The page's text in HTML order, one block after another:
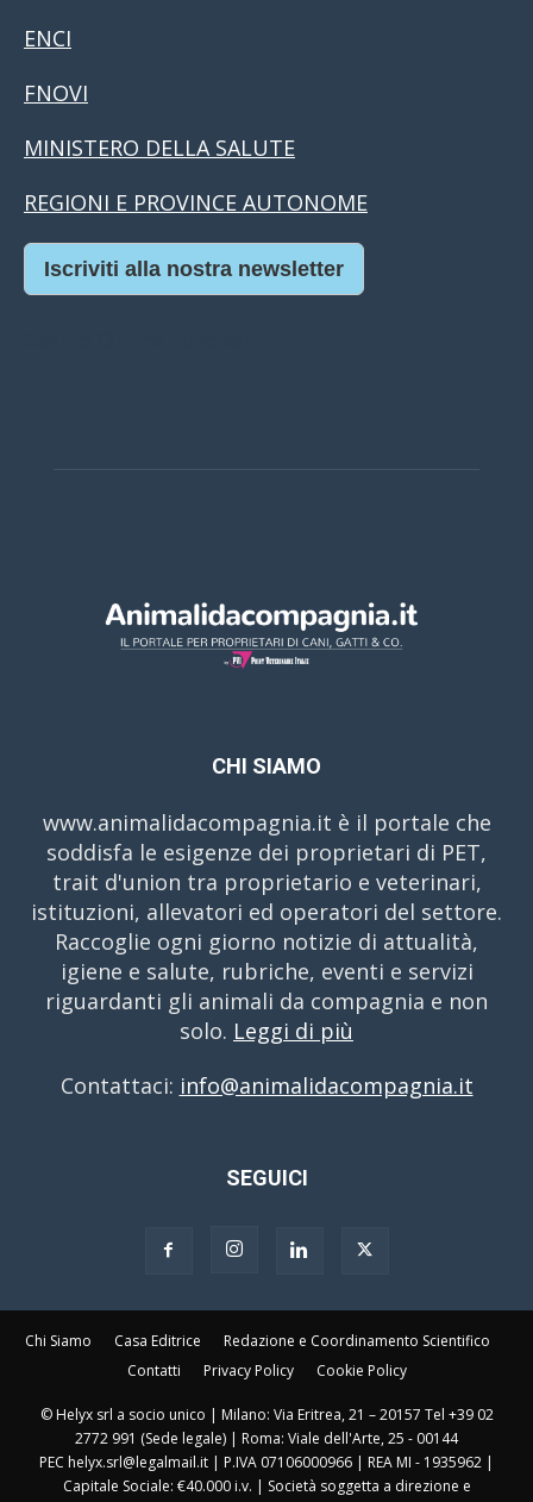
ENCI
FNOVI
MINISTERO DELLA SALUTE
REGIONI E PROVINCE AUTONOME
Iscriviti alla nostra newsletter
CHI SIAMO
www.animalidacompagnia.it è il portale che
soddisfa le esigenze dei proprietari di PET,
trait d'union tra proprietario e veterinari,
istituzioni, allevatori ed operatori del settore.
Raccoglie ogni giorno notizie di attualità,
igiene e salute, rubriche, eventi e servizi
riguardanti gli animali da compagnia e non
solo. Leggi di più
Contattaci: info@animalidacompagnia.it
SEGUICI
Chi Siamo Casa Editrice
Redazione e Coordinamento Scientifico
Contatti
Privacy Policy Cookie Policy
© Helyx srl a socio unico | Milano: Via Eritrea, 21 – 20157 Tel +39 02
2772 991 (Sede legale) | Roma: Viale dell'Arte, 25 - 00144
PEC helyx.srl@legalmail.it | P.IVA 07106000966 | REA MI - 1935962 |
Capitale Sociale: €40.000 i.v. | Società soggetta a direzione e